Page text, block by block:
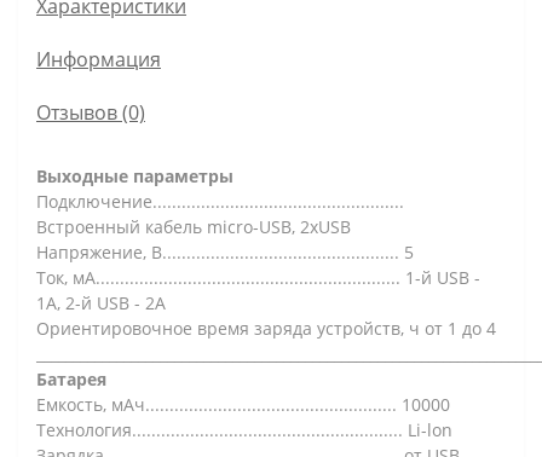
Характеристики
Информация
Отзывов (0)
Выходные параметры
Подключение....................................................
Встроенный кабель micro-USB, 2xUSB
Напряжение, В................................................. 5
Ток, мА............................................................... 1-й USB -
1А, 2-й USB - 2А
Ориентировочное время заряда устройств, ч от 1 до 4
Батарея
Емкость, мАч.................................................... 10000
Технология........................................................ Li-lon